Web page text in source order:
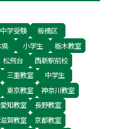
免許を取ったら
取得中の人は初
中学受験
板橋区
県 小学生
栃木教室
松飛台
西新駅前校
三重教室
中学生
東京教室
神奈川教室
愛知教室
長野教室
滋賀教室
京都教室